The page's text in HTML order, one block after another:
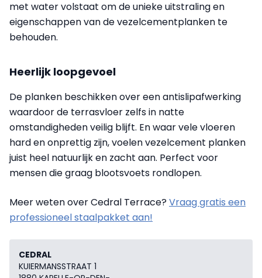
met water volstaat om de unieke uitstraling en
eigenschappen van de vezelcementplanken te
behouden.
Heerlijk loopgevoel
De planken beschikken over een antislipafwerking
waardoor de terrasvloer zelfs in natte
omstandigheden veilig blijft. En waar vele vloeren
hard en onprettig zijn, voelen vezelcement planken
juist heel natuurlijk en zacht aan. Perfect voor
mensen die graag blootsvoets rondlopen.
Meer weten over Cedral Terrace?Vraag gratis een
professioneel staalpakket aan!
CEDRAL
KUIERMANSSTRAAT 1